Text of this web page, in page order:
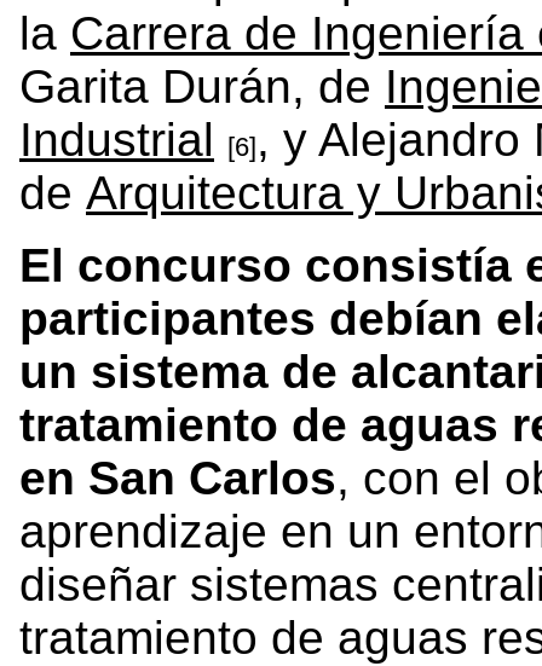
la Carrera de
Garita Durán, de
Industrial
[6] , y Alejandro
de Arquitectura y
El concurso consistía
participantes debían
un sistema de
tratamiento de aguas
en San Carlos, con el
aprendizaje en un
diseñar sistemas
tratamiento de aguas